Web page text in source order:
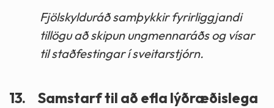
Fjölskylduráð samþykkir fyrirliggjandi
tillögu að skipun ungmennaráðs og vísar
til staðfestingar í sveitarstjórn.
13.
Samstarf til að efla lýðræðislega